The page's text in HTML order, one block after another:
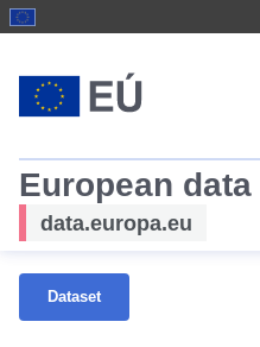
European data
data.europa.eu
Dataset